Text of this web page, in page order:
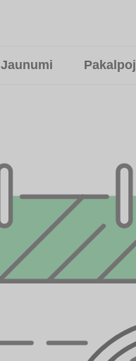
Jaunumi